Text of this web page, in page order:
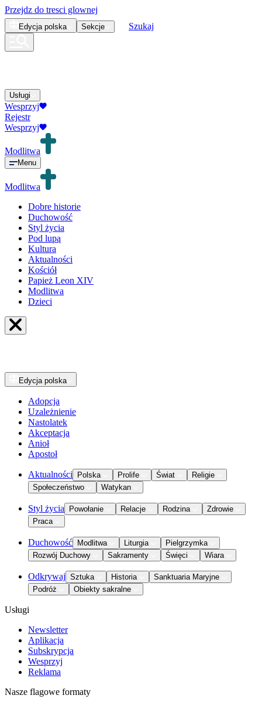
Przejdz do tresci glownej
Edycja polska Sekcje Szukaj
Usługi
Wesprzyj
Rejestr
Wesprzyj
Modlitwa
Menu
Modlitwa
Dobre historie
Duchowość
Styl życia
Pod lupą
Kultura
Aktualności
Kościół
Papież Leon XIV
Modlitwa
Dzieci
Edycja polska
Adopcja
Uzależnienie
Nastolatek
Akceptacja
Anioł
Apostoł
Aktualności Polska Prolife Świat
Religie
Społeczeństwo
Watykan
Styl życia Powołanie Relacje Rodzina
Zdrowie
Praca
Duchowość Modlitwa Liturgia
Pielgrzymka
Rozwój Duchowy
Sakramenty Święci Wiara
Odkrywaj Sztuka Historia
Sanktuaria Maryjne
Podróż
Obiekty sakralne
Usługi
Newsletter
Aplikacja
Subskrypcja
Wesprzyj
Reklama
Nasze flagowe formaty